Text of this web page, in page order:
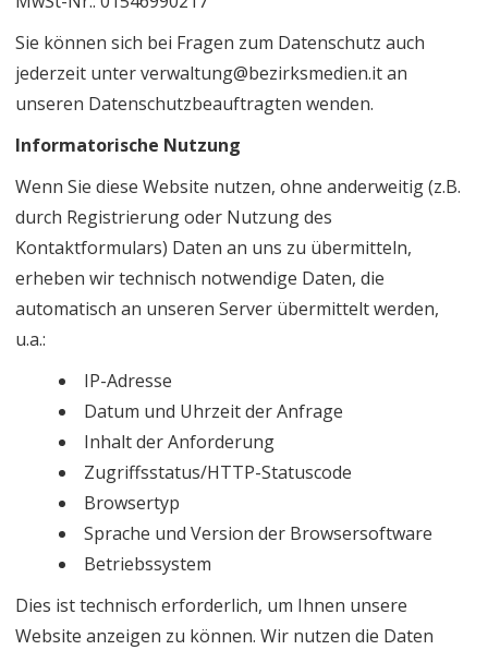
Sie können sich bei Fragen zum Datenschutz auch
jederzeit unter verwaltung@bezirksmedien.it an
unseren Datenschutzbeauftragten wenden.
Informatorische Nutzung
Wenn Sie diese Website nutzen, ohne anderweitig (z.B.
durch Registrierung oder Nutzung des
Kontaktformulars) Daten an uns zu übermitteln,
erheben wir technisch notwendige Daten, die
automatisch an unseren Server übermittelt werden,
u.a.:
IP-Adresse
Datum und Uhrzeit der Anfrage
Inhalt der Anforderung
Zugriffsstatus/HTTP-Statuscode
Browsertyp
Sprache und Version der Browsersoftware
Betriebssystem
Dies ist technisch erforderlich, um Ihnen unsere
Website anzeigen zu können. Wir nutzen die Daten